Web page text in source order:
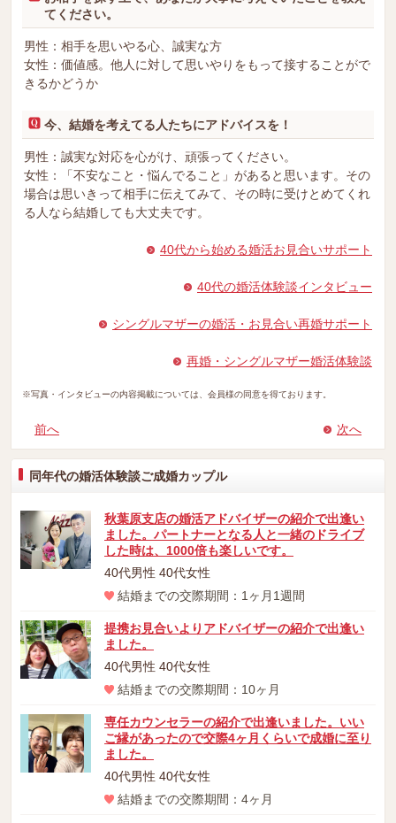
てください。
男性：相手を思いやる心、誠実な方
女性：価値感。他人に対して思いやりをもって接することがで
きるかどうか
今、結婚を考えてる人たちにアドバイスを！
男性：誠実な対応を心がけ、頑張ってください。
女性：「不安なこと・悩んでること」があると思います。その
場合は思いきって相手に伝えてみて、その時に受けとめてくれ
る人なら結婚しても大丈夫です。
40代から始める婚活お見合いサポート
40代の婚活体験談インタビュー
シングルマザーの婚活・お見合い再婚サポート
再婚・シングルマザー婚活体験談
※写真・インタビューの内容掲載については、会員様の同意を得ております。
前へ 次へ
同年代の婚活体験談ご成婚カップル
秋葉原支店の婚活アドバイザーの紹介で出逢い
ました。パートナーとなる人と一緒のドライブ
した時は、1000倍も楽しいです。
40代男性 40代女性
結婚までの交際期間：1ヶ月1週間
提携お見合いよりアドバイザーの紹介で出逢い
ました。
40代男性 40代女性
結婚までの交際期間：10ヶ月
専任カウンセラーの紹介で出逢いました。いい
ご縁があったので交際4ヶ月くらいで成婚に至り
ました。
40代男性 40代女性
結婚までの交際期間：4ヶ月